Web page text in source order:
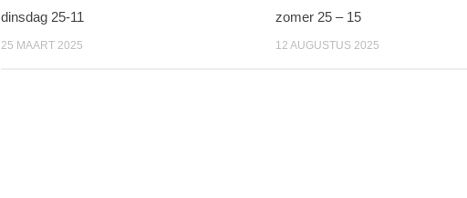
dinsdag 25-11
25 MAART 2025
zomer 25 – 15
12 AUGUSTUS 2025